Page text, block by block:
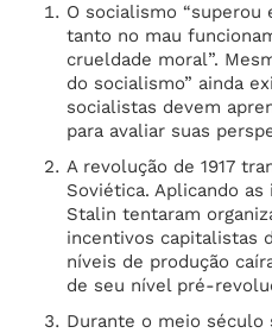
O socialismo
tanto no mau
crueldade moral”.
do socialismo” ainda
socialistas devem
para avaliar suas
A revolução de 1917
Soviética. Aplicando
Stalin tentaram
incentivos capitalistas
níveis de produção
de seu nível pré-
Durante o meio século